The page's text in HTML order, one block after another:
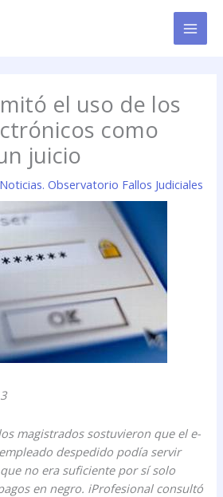
el uso de los
como
juicio
Noticias. Observatorio Fallos Judiciales
magistrados sostuvieron que el e-
despedido podía servir
no era suficiente por sí solo
en negro. iProfesional consultó